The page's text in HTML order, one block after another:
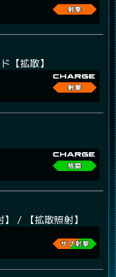
【拡散】
/ 【拡散照射】